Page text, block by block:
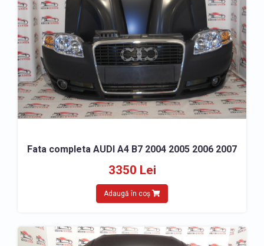
Fata completa AUDI A4 B7 2004 2005 2006 2007
3350 Lei
Adaugă în coș